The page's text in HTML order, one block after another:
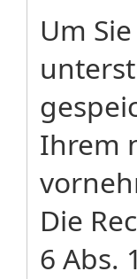
Um
Ihrem
Die
6 Abs.